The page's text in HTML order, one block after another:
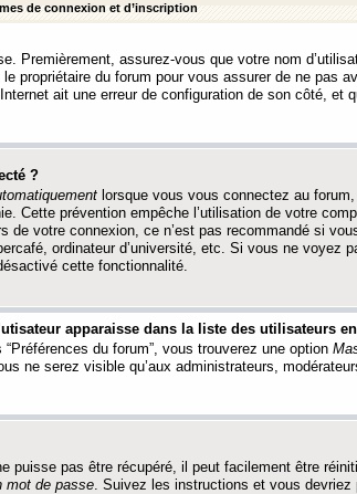
de connexion et d’inscription
Premièrement, assurez-vous que votre nom
propriétaire du forum pour vous assurer de ne pas
ait une erreur de configuration de son côté, et
?
lorsque vous vous connectez au
Cette prévention empêche l’utilisation de votre
votre connexion, ce n’est pas recommandé si
ordinateur d’université, etc. Si vous ne voyez
cette fonctionnalité.
apparaisse dans la liste des utilisateurs
du forum”, vous trouverez une option
ne serez visible qu’aux administrateurs,
puisse pas être récupéré, il peut facilement être
mot de passe. Suivez les instructions et vous devriez